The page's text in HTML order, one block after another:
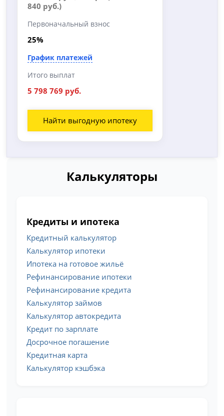
840 руб.)
Первоначальный взнос
25%
График платежей
Итого выплат
5 798 769 руб.
Найти выгодную ипотеку
Калькуляторы
Кредиты и ипотека
Кредитный калькулятор
Калькулятор ипотеки
Ипотека на готовое жильё
Рефинансирование ипотеки
Рефинансирование кредита
Калькулятор займов
Калькулятор автокредита
Кредит по зарплате
Досрочное погашение
Кредитная карта
Калькулятор кэшбэка